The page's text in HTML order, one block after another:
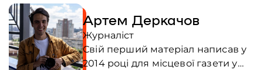
Артем Деркачов
Журналіст
Свій перший матеріал написав у
2014 році для місцевої газети у